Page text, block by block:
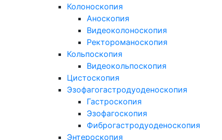
Колоноскопия
Аноскопия
Видеоколоноскопия
Ректороманоскопия
Кольпоскопия
Видеокольпоскопия
Цистоскопия
Эзофагогастродуоденоскопия
Гастроскопия
Эзофагоскопия
Фиброгастродуоденоскопия
Энтероскопия